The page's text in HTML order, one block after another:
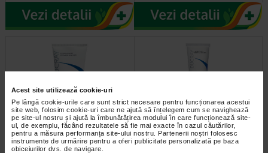
Acest site utilizează cookie-uri
Pe lângă cookie-urile care sunt strict necesare pentru funcționarea acestui
site web, folosim cookie-uri care ne ajută să înțelegem cum se navighează
pe site-ul nostru și ajută la îmbunătățirea modului în care funcționează site-
ul, de exemplu, făcând rezultatele să fie mai exacte în cazul căutărilor,
pentru a măsura performanța site-ului nostru. Partenerii noștri folosesc
instrumente de urmărire pentru a oferi publicitate personalizată pe baza
obiceiurilor dvs. de navigare.
Ducray Sampon keratoreductor
kertyol PSO 200ml
Ducray Kelual DS crema 40ml